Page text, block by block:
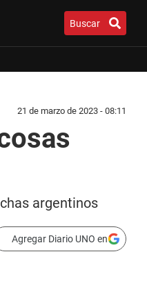
Buscar
21 de marzo de 2023 - 08:11
argentinos
Agregar Diario UNO en